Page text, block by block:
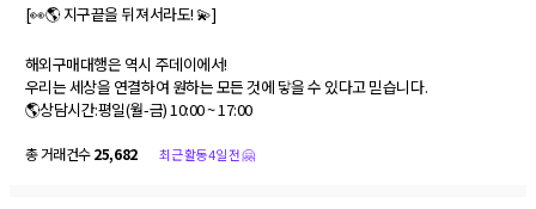
[👀🌎 지구끝을 뒤져서라도! 💫]
해외구매대행은 역시 주데이에서!
우리는 세상을 연결하여 원하는 모든 것에 닿을 수 있다고 믿습니다.
🌎상담시간:평일(월-금) 10:00 ~ 17:00
총 거래건수25,682 최근 활동 4일 전 🤗